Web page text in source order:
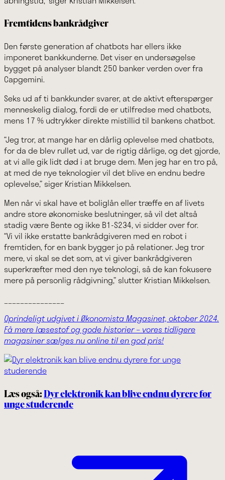
Fremtidens bankrådgiver
Den første generation af chatbots har ellers ikke
imponeret bankkunderne. Det viser en undersøgelse
bygget på analyser blandt 250 banker verden over fra
Capgemini.
Seks ud af ti bankkunder svarer, at de aktivt efterspørger
menneskelig dialog, fordi de er utilfredse med chatbots,
mens 17 % udtrykker direkte mistillid til bankens chatbot.
“Jeg tror, at mange har en dårlig oplevelse med chatbots,
for da de blev rullet ud, var de rigtig dårlige, og det gjorde,
at vi alle gik lidt død i at bruge dem. Men jeg har en tro på,
at med de nye teknologier vil det blive en endnu bedre
oplevelse,” siger Kristian Mikkelsen.
Men når vi skal have et boliglån eller træffe en af livets
andre store økonomiske beslutninger, så vil det altså
stadig være Bente og ikke B1-S234, vi sidder over for.
“Vi vil ikke erstatte bankrådgiveren med en robot i
fremtiden, for en bank bygger jo på relationer. Jeg tror
mere, vi skal se det som, at vi giver bankrådgiveren
superkræfter med den nye teknologi, så de kan fokusere
mere på personlig rådgivning,” slutter Kristian Mikkelsen.
Oprindeligt udgivet i Økonomista Magasinet, oktober 2024.
Få mere læsestof og gode historier – vores tidligere
magasiner sælges nu online til en god pris!
Læs også:Dyr elektronik kan blive endnu dyrere for
unge studerende